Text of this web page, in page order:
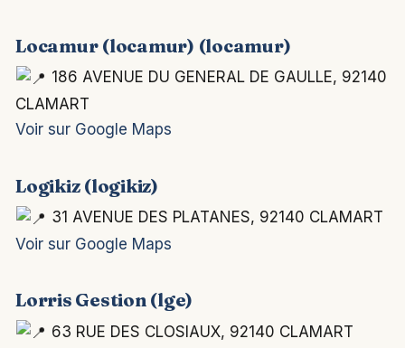
Locamur (locamur) (locamur)
186 AVENUE DU GENERAL DE GAULLE, 92140
CLAMART
Voir sur Google Maps
Logikiz (logikiz)
31 AVENUE DES PLATANES, 92140 CLAMART
Voir sur Google Maps
Lorris Gestion (lge)
63 RUE DES CLOSIAUX, 92140 CLAMART